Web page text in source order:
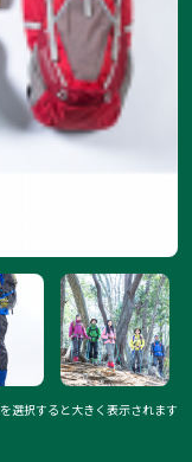
選択すると大きく表示されます